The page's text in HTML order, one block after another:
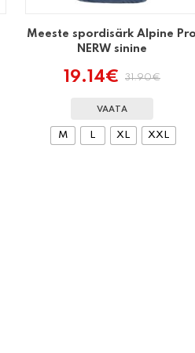
Meeste spordisärk Alpine Pro
NERW sinine
31.90€
Algne
oli:
31.90€.
19.14€Praegune
on:
19.14€.
VAATA
M L XL XXL